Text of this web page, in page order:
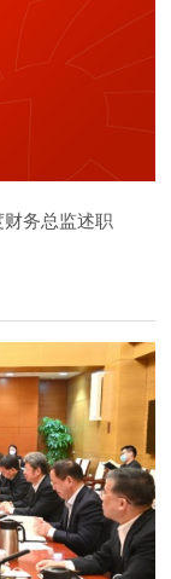
务总监述职